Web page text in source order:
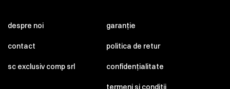
despre noi
contact
sc exclusiv comp srl
garanție
politica de retur
confidențialitate
termeni și condiții